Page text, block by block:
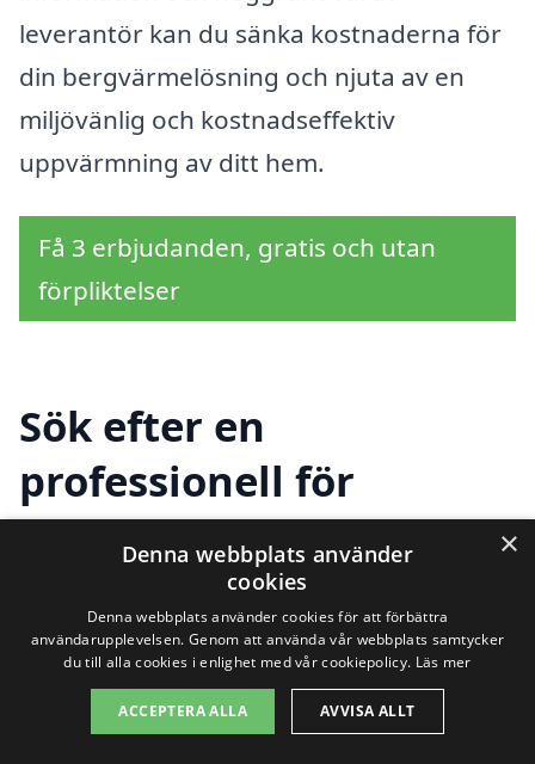
leverantör kan du sänka kostnaderna för
din bergvärmelösning och njuta av en
miljövänlig och kostnadseffektiv
uppvärmning av ditt hem.
Få 3 erbjudanden, gratis och utan
förpliktelser
Sök efter en
professionell för
bergvärme i andra
städer nära Skedvi
kyrkby
Att investera i bergvärme i Skedvi kyrkby
×
Denna webbplats använder
cookies
Denna webbplats använder cookies för att förbättra
användarupplevelsen. Genom att använda vår webbplats samtycker
du till alla cookies i enlighet med vår cookiepolicy. Läs mer
ACCEPTERA ALLA AVVISA ALLT